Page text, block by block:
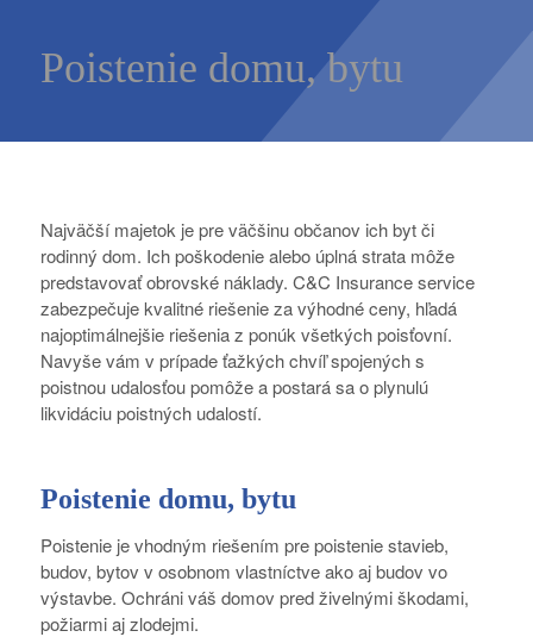
Poistenie domu, bytu
Najväčší majetok je pre väčšinu občanov ich byt či
rodinný dom. Ich poškodenie alebo úplná strata môže
predstavovať obrovské náklady. C&C Insurance service
zabezpečuje kvalitné riešenie za výhodné ceny, hľadá
najoptimálnejšie riešenia z ponúk všetkých poisťovní.
Navyše vám v prípade ťažkých chvíľ spojených s
poistnou udalosťou pomôže a postará sa o plynulú
likvidáciu poistných udalostí.
Poistenie domu, bytu
Poistenie je vhodným riešením pre poistenie stavieb,
budov, bytov v osobnom vlastníctve ako aj budov vo
výstavbe. Ochráni váš domov pred živelnými škodami,
požiarmi aj zlodejmi.